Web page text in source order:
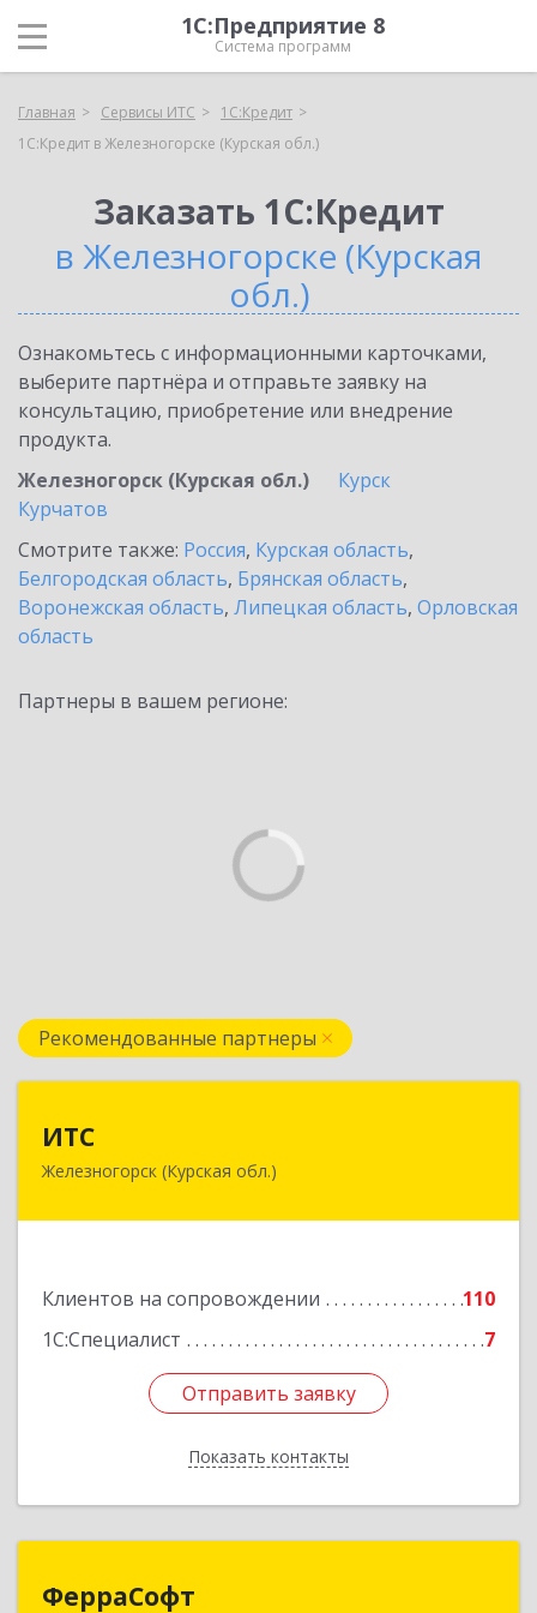
1С:Предприятие 8
Система программ
Главная Сервисы ИТС
1С:Кредит
1С:Кредит в Железногорске (Курская обл.)
Заказать 1С:Кредит
в Железногорске (Курская
обл.)
Ознакомьтесь с информационными карточками,
выберите партнёра и отправьте заявку на
консультацию, приобретение или внедрение
продукта.
Железногорск (Курская обл.)
Курск
Курчатов
Смотрите также: Россия, Курская область,
Белгородская область, Брянская область,
Воронежская область, Липецкая область, Орловская
область
Партнеры в вашем регионе:
Рекомендованные партнеры
ИТС
Железногорск (Курская обл.)
Клиентов на сопровождении
110
1С:Специалист
7
Отправить заявку
Показать контакты
307178, Курская обл, Железногорск г,
Отправить заявку
Назад
ФерраСофт